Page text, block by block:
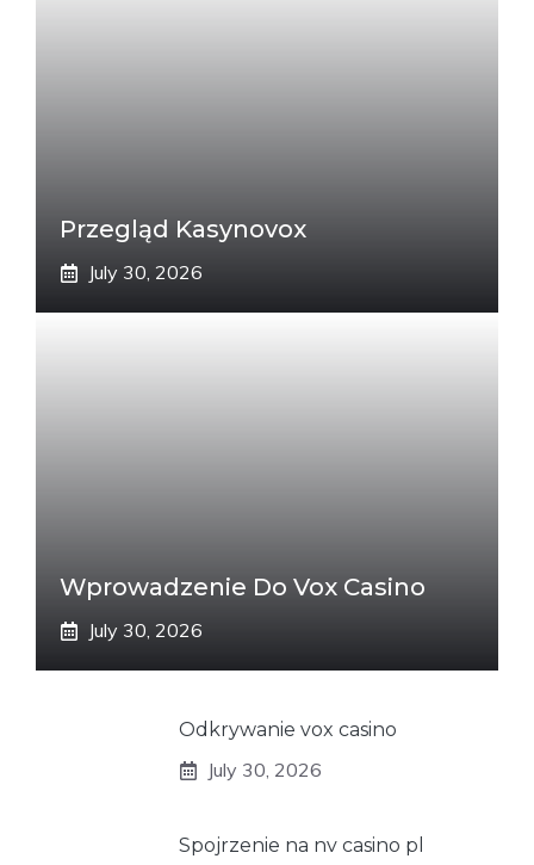
Przegląd Kasynovox
July 30, 2026
Wprowadzenie Do Vox Casino
July 30, 2026
Odkrywanie vox casino
July 30, 2026
Spojrzenie na nv casino pl